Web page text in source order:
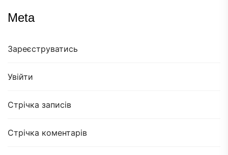
Meta
Зареєструватись
Увійти
Стрічка записів
Стрічка коментарів